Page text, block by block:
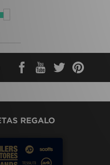
REGALO